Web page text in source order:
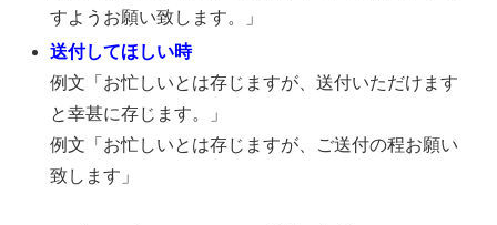
すようお願い致します。」
送付してほしい時
例文「お忙しいとは存じますが、送付いただけます
と幸甚に存じます。」
例文「お忙しいとは存じますが、ご送付の程お願い
致します」